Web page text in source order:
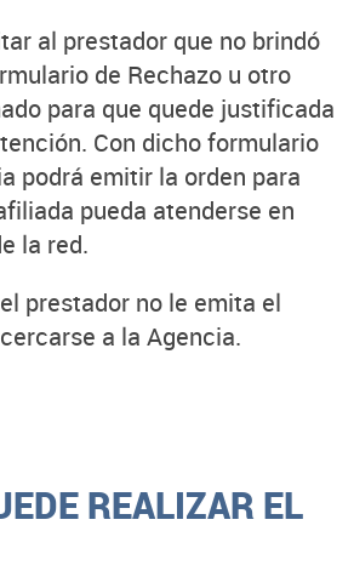
al prestador que no brindó
de Rechazo u otro
para que quede justificada
Con dicho formulario
podrá emitir la orden para
pueda atenderse en
la red.
prestador no le emita el
a la Agencia.
REALIZAR EL